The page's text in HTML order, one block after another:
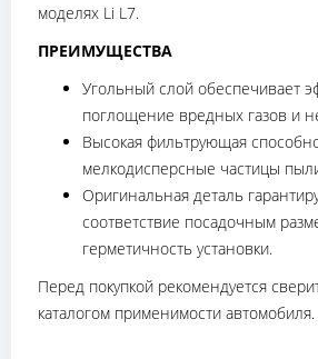
моделях Li L7.
ПРЕИМУЩЕСТВА
Угольный слой обеспечивает
поглощение вредных газов и
Высокая фильтрующая
мелкодисперсные частицы
Оригинальная деталь
соответствие посадочным
герметичность установки.
Перед покупкой рекомендуется
каталогом применимости автомобиля.